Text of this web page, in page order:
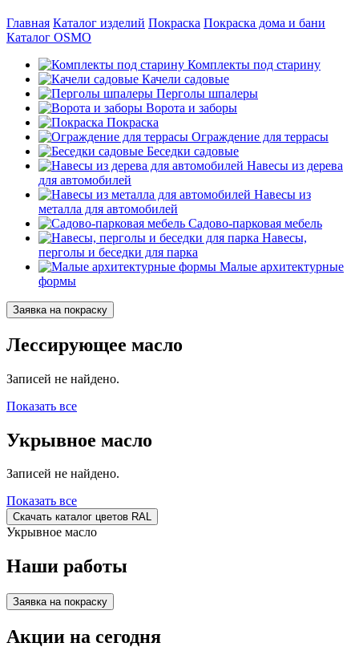
Главная Каталог изделий Покраска Покраска дома и бани
Каталог OSMO
Комплекты под старину
Качели садовые
Перголы шпалеры
Ворота и заборы
Покраска
Ограждение для террасы
Беседки садовые
Навесы из дерева
для автомобилей
Навесы из
металла для автомобилей
Садово-парковая мебель
Навесы,
перголы и беседки для парка
Малые архитектурные
формы
Заявка на покраску
Лессирующее масло
Записей не найдено.
Показать все
Укрывное масло
Записей не найдено.
Показать все
Скачать каталог цветов RAL
Укрывное масло
Наши работы
Заявка на покраску
Акции на сегодня